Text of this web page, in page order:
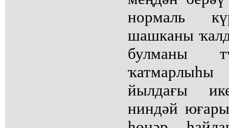
нормаль
шашканы
булманы
ҡатмарлыһы
йылдағы
ниндәй